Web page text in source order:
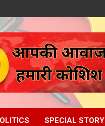
SPECIAL STORY